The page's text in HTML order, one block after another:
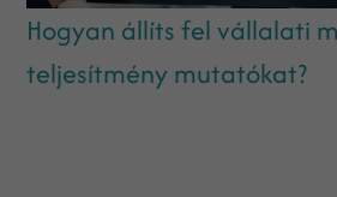
Hogyan állíts fel vállalati
teljesítmény mutatókat?